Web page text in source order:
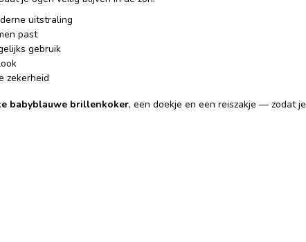
uitstraling
past
gebruik
zekerheid
babyblauwe brillenkoker, een doekje en een reiszakje — zodat je